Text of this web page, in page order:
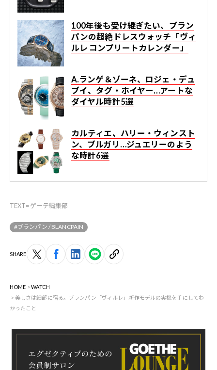
100年後も受け継ぎたい、ブラン
パンの超絶ドレスウォッチ「ヴィ
ルレ コンプリートカレンダー」
A.ランゲ＆ゾーネ、ロジェ・デュ
ブイ、タグ・ホイヤー…アートな
ダイヤル時計5選
カルティエ、ハリー・ウィンスト
ン、ブルガリ…ジュエリーのよう
な時計6選
TEXT=ゲーテ編集部
#ブランパン / BLANCPAIN
SHARE
HOME
WATCH
美しさは細部に宿る。ブランパン「ヴィルレ」新作モデルの実機を手にしてわ
かったこと